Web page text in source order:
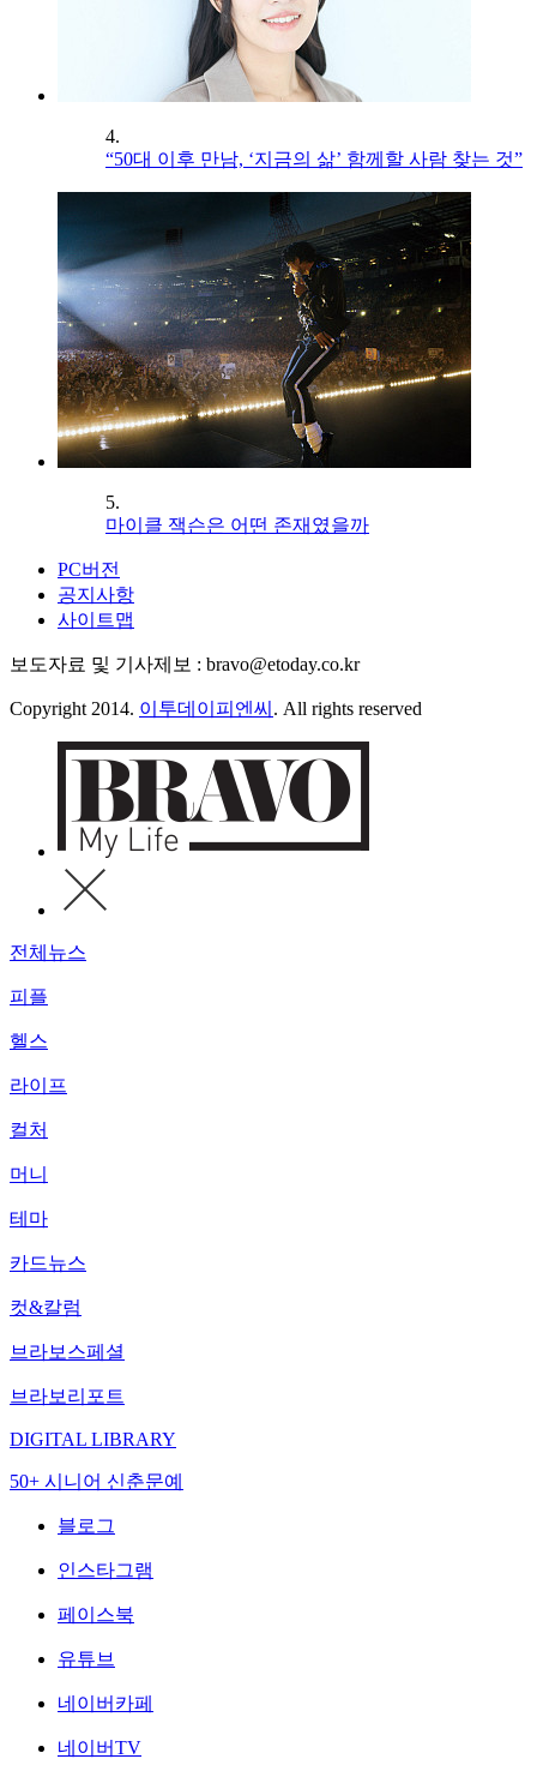
4.
“50대 이후 만남, ‘지금의 삶’ 함께할 사람 찾는 것”
5.
마이클 잭슨은 어떤 존재였을까
PC버전
공지사항
사이트맵
보도자료 및 기사제보 : bravo@etoday.co.kr
Copyright 2014. 이투데이피엔씨 . All rights reserved
전체뉴스
피플
헬스
라이프
컬처
머니
테마
카드뉴스
컷&칼럼
브라보스페셜
브라보리포트
DIGITAL LIBRARY
50+ 시니어 신춘문예
블로그
인스타그램
페이스북
유튜브
네이버카페
네이버TV